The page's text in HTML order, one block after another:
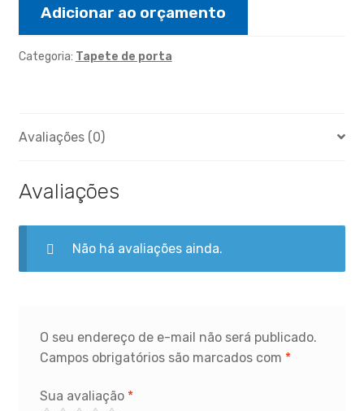
quantidade
Adicionar ao orçamento
Categoria: Tapete de porta
Avaliações (0)
Avaliações
Não há avaliações ainda.
O seu endereço de e-mail não será publicado.
Campos obrigatórios são marcados com *
Sua avaliação *